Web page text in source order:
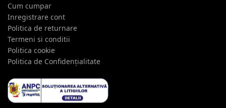
Cum cumpar
Inregistrare cont
Politica de returnare
Termeni si conditii
Politica cookie
Politica de Confidențialitate